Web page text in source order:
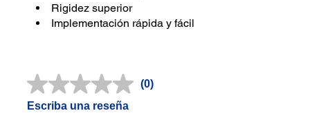
Rigidez superior
Implementación rápida y fácil
Sin
(0)
Escriba una reseña